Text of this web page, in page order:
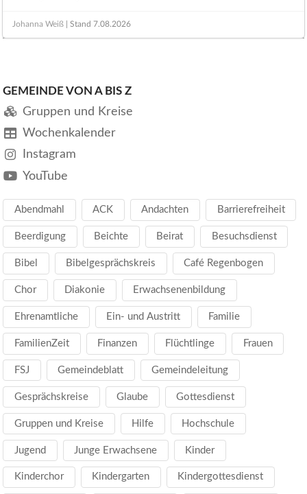
Johanna Weiß | Stand 7.08.2026
GEMEINDE VON A BIS Z
Gruppen und Kreise
Wochenkalender
Instagram
YouTube
Abendmahl ACK Andachten Barrierefreiheit
Beerdigung Beichte Beirat Besuchsdienst
Bibel Bibelgesprächskreis Café Regenbogen
Chor Diakonie Erwachsenenbildung
Ehrenamtliche Ein- und Austritt Familie
FamilienZeit Finanzen Flüchtlinge Frauen
FSJ Gemeindeblatt Gemeindeleitung
Gesprächskreise Glaube Gottesdienst
Gruppen und Kreise Hilfe Hochschule
Jugend Junge Erwachsene Kinder
Kinderchor Kindergarten Kindergottesdienst